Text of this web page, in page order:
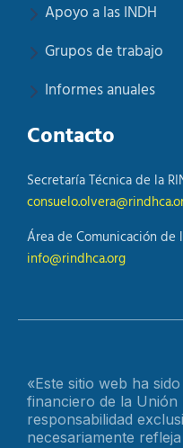
Apoyo a las INDH
Grupos de trabajo
Informes anuales
Contacto
Secretaría Técnica de la
Área de Comunicación de
info@rindhca.org
«Este sitio web ha
financiero de la Unión
responsabilidad
necesariamente